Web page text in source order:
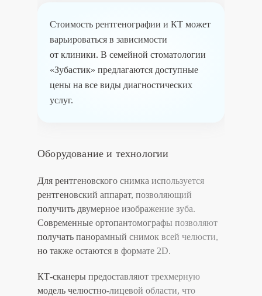
Стоимость рентгенографии и КТ может
варьироваться в зависимости
от клиники. В семейной стоматологии
«Зубастик» предлагаются доступные
цены на все виды диагностических
услуг.
Оборудование и технологии
Для рентгеновского снимка используется
рентгеновский аппарат, позволяющий
получить двумерное изображение зуба.
Современные ортопантомографы позволяют
получать панорамный снимок всей челюсти,
но также остаются в формате 2D.
КТ-сканеры предоставляют трехмерную
модель челюстно-лицевой области, что